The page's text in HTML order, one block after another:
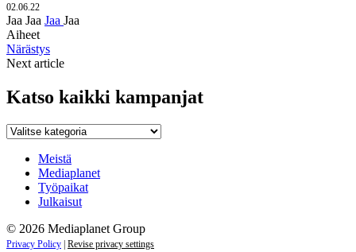
02.06.22
Jaa Jaa Jaa Jaa
Aiheet
Närästys
Next article
Katso kaikki kampanjat
Katso
kampanjat
Meistä
Mediaplanet
Työpaikat
Julkaisut
© 2026 Mediaplanet Group
Privacy Policy | Revise privacy settings